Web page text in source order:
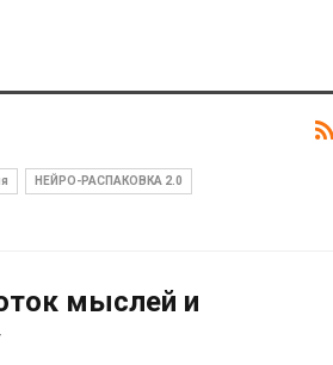
НЕЙРО-РАСПАКОВКА 2.0
мыслей и